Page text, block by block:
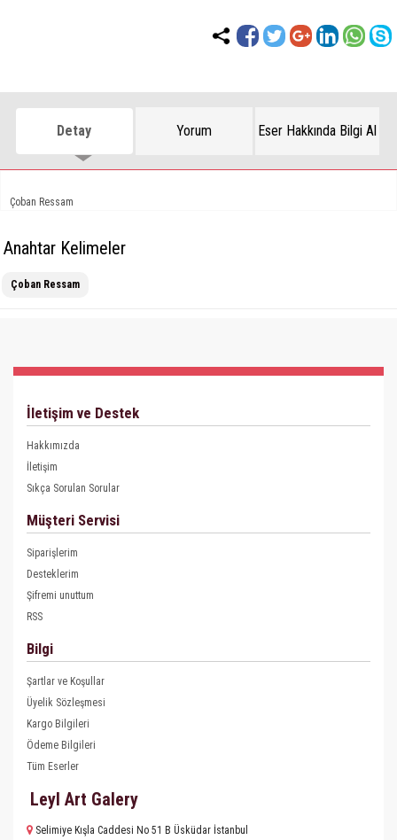
Detay Yorum Eser Hakkında Bilgi Al
Çoban Ressam
Anahtar Kelimeler
Çoban Ressam
İletişim ve Destek
Hakkımızda
İletişim
Sıkça Sorulan Sorular
Müşteri Servisi
Siparişlerim
Desteklerim
Şifremi unuttum
RSS
Bilgi
Şartlar ve Koşullar
Üyelik Sözleşmesi
Kargo Bilgileri
Ödeme Bilgileri
Tüm Eserler
Leyl Art Galery
Selimiye Kışla Caddesi No 51 B Üsküdar İstanbul